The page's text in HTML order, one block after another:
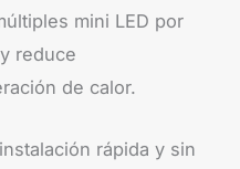
mini LED por
reduce
de calor.
rápida y sin